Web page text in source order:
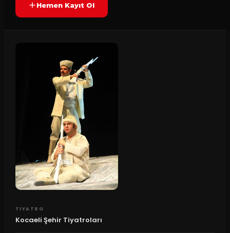
Hemen Kayıt Ol
TIYATRO
Kocaeli Şehir Tiyatroları